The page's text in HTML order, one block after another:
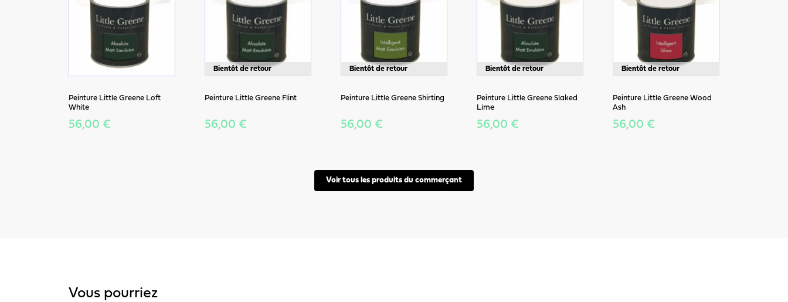
Peinture Little Greene Loft
White
56,00 €
Bientôt de retour
Peinture Little Greene Flint
56,00 €
Bientôt de retour
Peinture Little Greene Shirting
56,00 €
Bientôt de retour
Peinture Little Greene Slaked
Lime
56,00 €
Bientôt de retour
Peinture Little Greene Wood
Ash
56,00 €
Voir tous les produits du commerçant
Vous pourriez